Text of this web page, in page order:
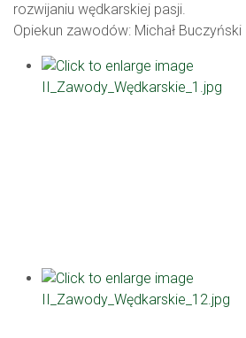
rozwijaniu wędkarskiej pasji.
Opiekun zawodów: Michał Buczyński